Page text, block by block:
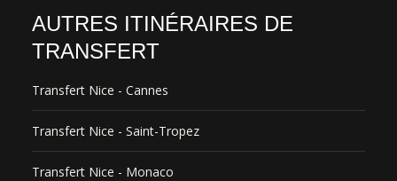
AUTRES ITINÉRAIRES DE
TRANSFERT
Transfert Nice - Cannes
Transfert Nice - Saint-Tropez
Transfert Nice - Monaco